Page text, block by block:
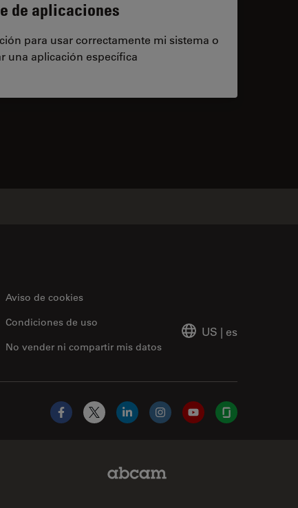
de aplicaciones
para usar correctamente mi sistema o
una aplicación específica
Aviso de cookies
No vender ni compartir mis datos
Condiciones de uso
US | es
Facebook
X LinkedInInstagramYouTubeGlassdoor